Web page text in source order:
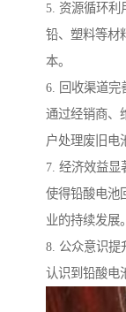
5. 资源循环利
铅、塑料等材
本。
6. 回收渠道完
通过经销商、
户处理废旧电
7. 经济效益显
使得铅酸电池
业的持续发展。
8. 公众意识提
认识到铅酸电